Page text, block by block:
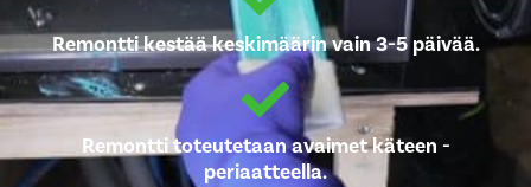
Remontti kestää keskimäärin vain 3-5 päivää.
Remontti toteutetaan avaimet käteen -
periaatteella.